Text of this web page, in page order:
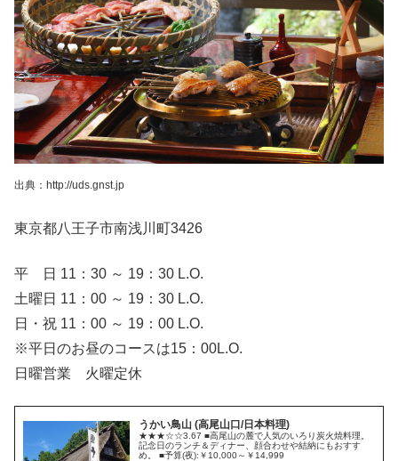
出典：http://uds.gnst.jp
東京都八王子市南浅川町3426
平 日 11：30 ～ 19：30 L.O.
土曜日 11：00 ～ 19：30 L.O.
日・祝 11：00 ～ 19：00 L.O.
※平日のお昼のコースは15：00L.O.
日曜営業 火曜定休
うかい鳥山 (高尾山口/日本料理)
★★★☆☆3.67 ■高尾山の麓で人気のいろり炭火焼料理。
記念日のランチ＆ディナー、顔合わせや結納にもおすす
め。 ■予算(夜):￥10,000～￥14,999